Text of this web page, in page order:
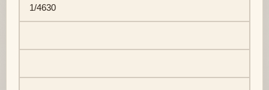
1/4630